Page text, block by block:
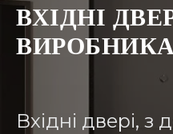
ВХІДНІ
ВИРОБНИКА
Вхідні двері, з